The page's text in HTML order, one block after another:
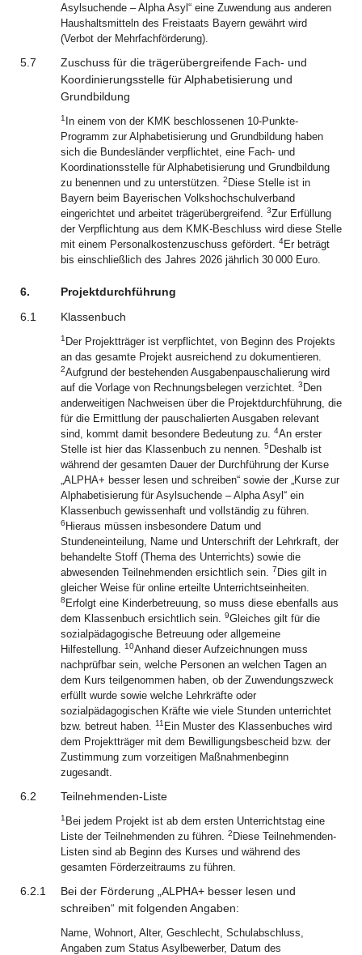
Asylsuchende – Alpha Asyl“ eine Zuwendung aus anderen
Haushaltsmitteln des Freistaats Bayern gewährt wird
(Verbot der Mehrfachförderung).
5.7
Zuschuss für die trägerübergreifende Fach- und
Koordinierungsstelle für Alphabetisierung und
Grundbildung
1 In einem von der KMK beschlossenen 10-Punkte-
Programm zur Alphabetisierung und Grundbildung haben
sich die Bundesländer verpflichtet, eine Fach- und
Koordinationsstelle für Alphabetisierung und Grundbildung
zu benennen und zu unterstützen. 2 Diese Stelle ist in
Bayern beim Bayerischen Volkshochschulverband
eingerichtet und arbeitet trägerübergreifend. 3Zur Erfüllung
der Verpflichtung aus dem KMK-Beschluss wird diese Stelle
mit einem Personalkostenzuschuss gefördert. 4Er beträgt
bis einschließlich des Jahres 2026 jährlich 30 000 Euro.
6.
Projektdurchführung
6.1
Klassenbuch
1 Der Projektträger ist verpflichtet, von Beginn des Projekts
an das gesamte Projekt ausreichend zu dokumentieren.
2Aufgrund der bestehenden Ausgabenpauschalierung wird
auf die Vorlage von Rechnungsbelegen verzichtet. 3 Den
anderweitigen Nachweisen über die Projektdurchführung, die
für die Ermittlung der pauschalierten Ausgaben relevant
sind, kommt damit besondere Bedeutung zu. 4An erster
Stelle ist hier das Klassenbuch zu nennen. 5 Deshalb ist
während der gesamten Dauer der Durchführung der Kurse
„ALPHA+ besser lesen und schreiben“ sowie der „Kurse zur
Alphabetisierung für Asylsuchende – Alpha Asyl“ ein
Klassenbuch gewissenhaft und vollständig zu führen.
6 Hieraus müssen insbesondere Datum und
Stundeneinteilung, Name und Unterschrift der Lehrkraft, der
behandelte Stoff (Thema des Unterrichts) sowie die
abwesenden Teilnehmenden ersichtlich sein. 7 Dies gilt in
gleicher Weise für online erteilte Unterrichtseinheiten.
8 Erfolgt eine Kinderbetreuung, so muss diese ebenfalls aus
dem Klassenbuch ersichtlich sein. 9Gleiches gilt für die
sozialpädagogische Betreuung oder allgemeine
Hilfestellung. 10Anhand dieser Aufzeichnungen muss
nachprüfbar sein, welche Personen an welchen Tagen an
dem Kurs teilgenommen haben, ob der Zuwendungszweck
erfüllt wurde sowie welche Lehrkräfte oder
sozialpädagogischen Kräfte wie viele Stunden unterrichtet
bzw. betreut haben. 11 Ein Muster des Klassenbuches wird
dem Projektträger mit dem Bewilligungsbescheid bzw. der
Zustimmung zum vorzeitigen Maßnahmenbeginn
zugesandt.
6.2 Teilnehmenden-Liste
1 Bei jedem Projekt ist ab dem ersten Unterrichtstag eine
Liste der Teilnehmenden zu führen. 2 Diese Teilnehmenden-
Listen sind ab Beginn des Kurses und während des
gesamten Förderzeitraums zu führen.
6.2.1
Bei der Förderung „ALPHA+ besser lesen und
schreiben“ mit folgenden Angaben:
Name, Wohnort, Alter, Geschlecht, Schulabschluss,
Angaben zum Status Asylbewerber, Datum des